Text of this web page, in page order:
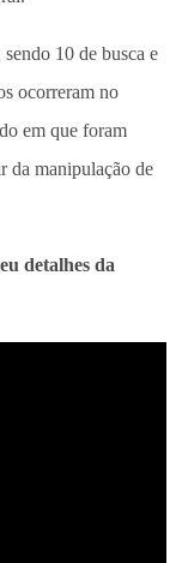
10 de busca e
ocorreram no
em que foram
da manipulação de
detalhes da